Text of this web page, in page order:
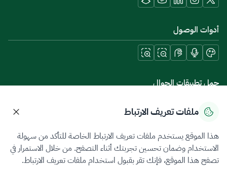
أدوات الوصول
حمل تطبيقات الجوال
سياسة الخصوصيةشروط الاستخدامخريطة الموقع
ملفات تعريف الارتباط
هذا الموقع يستخدم ملفات تعريف الارتباط الخاصة للتأكد من سهولة
الاستخدام وضمان تحسين تجربتك أثناء التصفح. من خلال الاستمرار في
تصفح هذا الموقع، فإنك تقر بقبول استخدام ملفات تعريف الارتباط.